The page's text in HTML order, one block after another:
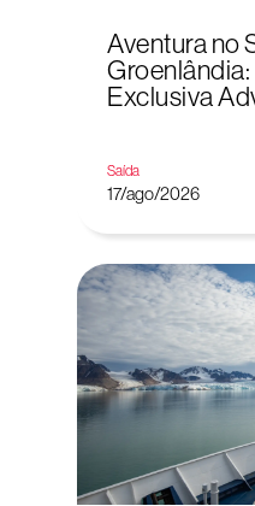
Aventura no
Exclusiva
Saída
17/ago/2026